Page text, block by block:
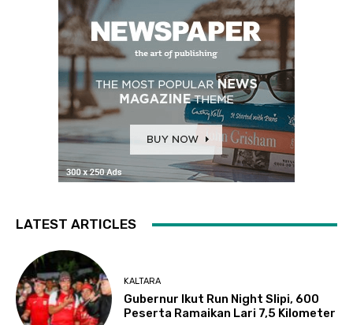
LATEST ARTICLES
KALTARA
Gubernur Ikut Run Night Slipi, 600
Peserta Ramaikan Lari 7,5 Kilometer